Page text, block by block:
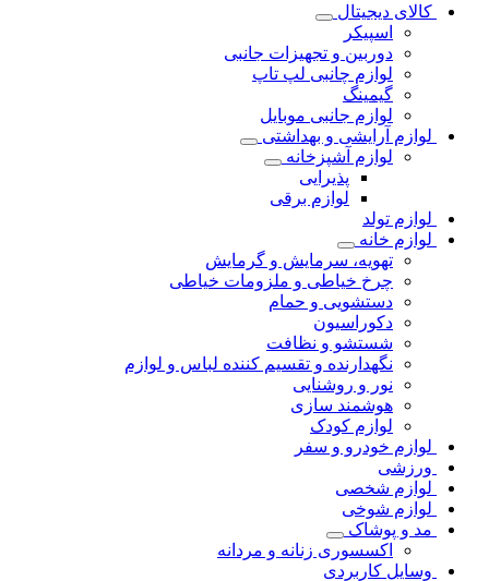
کالای دیجیتال
اسپیکر
دوربین و تجهیزات جانبی
لوازم چانبی لپ تاپ
گیمینگ
لوازم جانبی موبایل
لوازم آرایشی و بهداشتی
لوازم آشپزخانه
پذیرایی
لوازم برقی
لوازم تولد
لوازم خانه
تهویه، سرمایش و گرمایش
چرخ خیاطی و ملزومات خیاطی
دستشویی و حمام
دکوراسیون
شستشو و نظافت
نگهدارنده و تقسیم کننده لباس و لوازم
نور و روشنایی
هوشمند سازی
لوازم کودک
لوازم خودرو و سفر
ورزشی
لوازم شخصی
لوازم شوخی
مد و پوشاک
اکسسوری زنانه و مردانه
وسایل کاربردی